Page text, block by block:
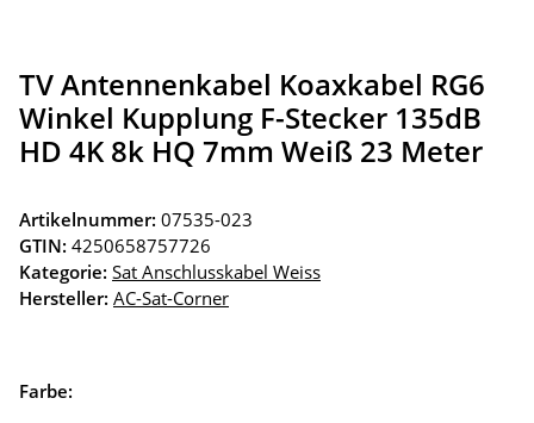
TV Antennenkabel Koaxkabel RG6
Winkel Kupplung F-Stecker 135dB
HD 4K 8k HQ 7mm Weiß 23 Meter
Artikelnummer: 07535-023
GTIN: 4250658757726
Kategorie: Sat Anschlusskabel Weiss
Hersteller: AC-Sat-Corner
Farbe: